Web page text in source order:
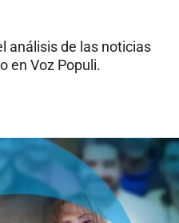
análisis de las noticias
en Voz Populi.